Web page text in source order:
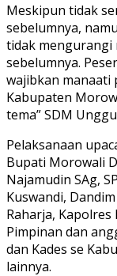
Meskipun tidak
sebelumnya,
tidak mengurangi
sebelumnya.
wajibkan manaati
Kabupaten
tema” SDM
Pelaksanaan
Bupati Morowali
Najamudin SAg,
Kuswandi,
Raharja,
Pimpinan dan
dan Kades se
lainnya.